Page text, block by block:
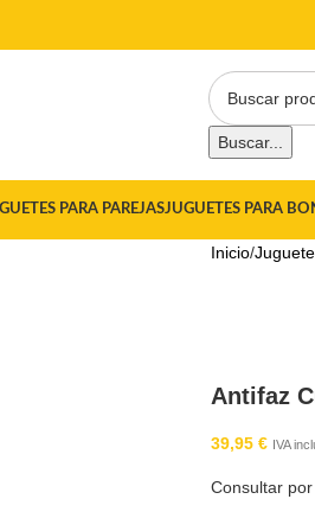
Buscar...
PARA PAREJASJUGUETES PARA
Inicio
Antifaz
39,95 € IVA
Consultar